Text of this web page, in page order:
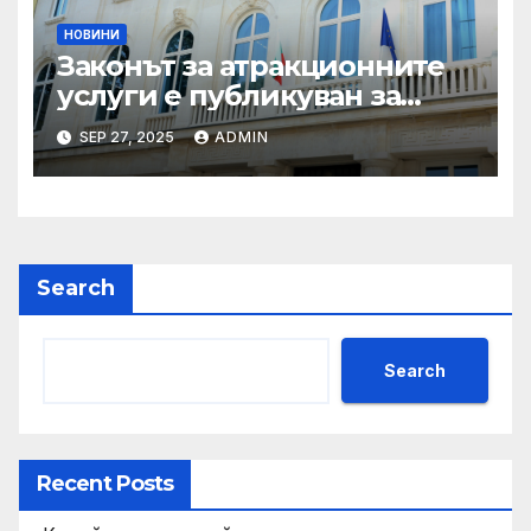
НОВИНИ
Законът за атракционните
услуги е публикуван за
обществено обсъждане
SEP 27, 2025 ADMIN
Search
Search
Recent Posts